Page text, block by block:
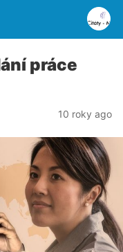
práce
10 roky ago